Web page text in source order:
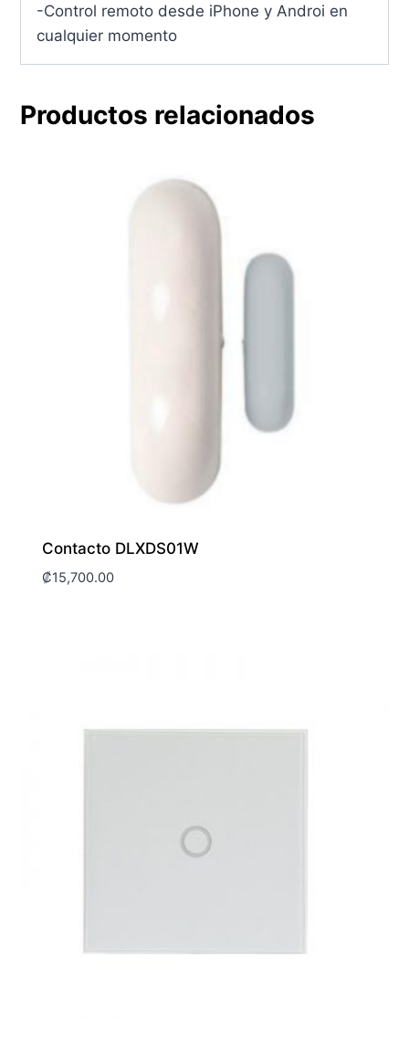
-Control remoto desde iPhone y Androi en
cualquier momento
Productos relacionados
Contacto DLXDS01W
₡15,700.00